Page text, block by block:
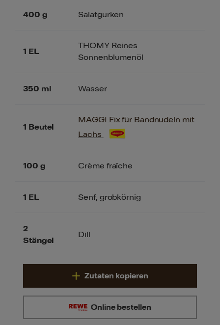
400 g
1 EL
350 ml
1 Beutel
100 g
1 EL
2
Stängel
Salatgurken
THOMY Reines
Sonnenblumenöl
Wasser
MAGGI Fix für Bandnudeln mit
Lachs
Crème fraîche
Senf, grobkörnig
Dill
Online bestellen
Zutaten kopieren